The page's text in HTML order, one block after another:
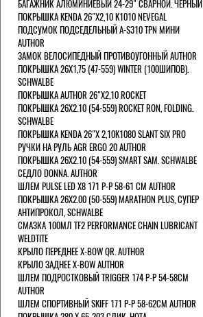
БАГАЖНИК АЛЮМИНИЕВЫЙ 24-29" СВАРНОЙ. ЧЕРНЫЙ
ПОКРЫШКА KENDA 26"Х2,10 K1010 NEVEGAL
ПОДСУМОК ПОДСЕДЕЛЬНЫЙ A-S310 TPN МИНИ
AUTHOR
ЗАМОК ВЕЛОСИПЕДНЫЙ ПРОТИВОУГОННЫЙ AUTHOR
ПОКРЫШКА 26X1,75 (47-559) WINTER (100ШИПОВ).
SCHWALBE
ПОКРЫШКА AUTHOR 26"Х2,10 ROCKET
ПОКРЫШКА 26X2.10 (54-559) ROCKET RON, FOLDING.
SCHWALBE
ПОКРЫШКА KENDA 26"Х 2,10K1080 SLANT SIX PRO
РУЧКИ НА РУЛЬ AGR ERGO 20 AUTHOR
ПОКРЫШКА 26X2.10 (54-559) SMART SAM. SCHWALBE
СЕДЛО DONNA. AUTHOR
ШЛЕМ PULSE LED X8 171 Р-Р 58-61 СМ AUTHOR
ПОКРЫШКА 26X2.00 (50-559) MARATHON PLUS, СУПЕР
АНТИПРОКОЛ, SCHWALBE
СМАЗКА 100МЛ TF2 PERFORMANCE CHAIN LUBRICANT
WELDTITE
КРЫЛО ПЕРЕДНЕЕ X-BOW QR. AUTHOR
КРЫЛО ЗАДНЕЕ X-BOW AUTHOR
ШЛЕМ ПОДРОСТКОВЫЙ TRIGGER 174 Р-Р 54-58СМ
AUTHOR
ШЛЕМ СПОРТИВНЫЙ SKIFF 171 Р-Р 58-62СМ AUTHOR